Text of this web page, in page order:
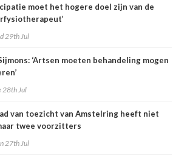
moet het hogere doel zijn van de
29th Jul
‘Artsen moeten behandeling mogen
28th Jul
van toezicht van Amstelring heeft niet
twee voorzitters
27th Jul